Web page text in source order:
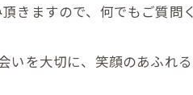
きますので、何でもご質問
いを大切に、笑顔のあふれ